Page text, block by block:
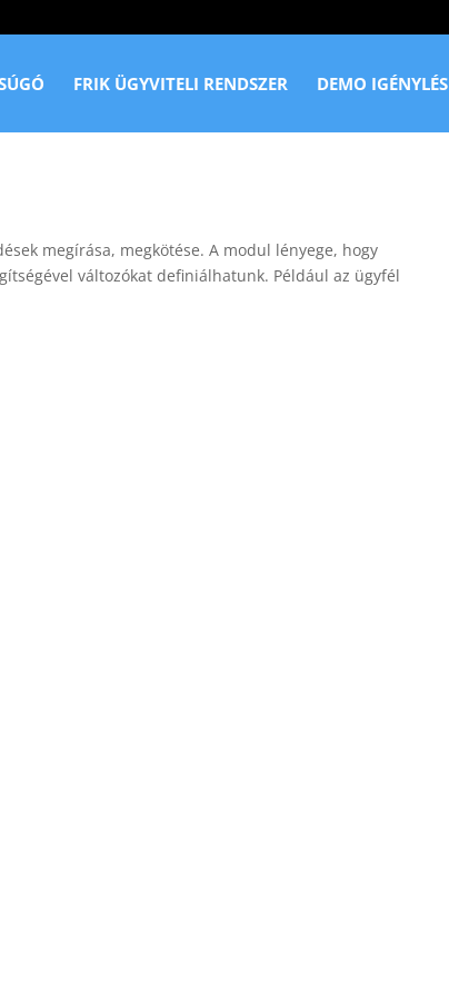
FRIK ÜGYVITELI RENDSZER DEMO IGÉNYLÉS
megírása, megkötése. A modul lényege, hogy
változókat definiálhatunk. Például az ügyfél